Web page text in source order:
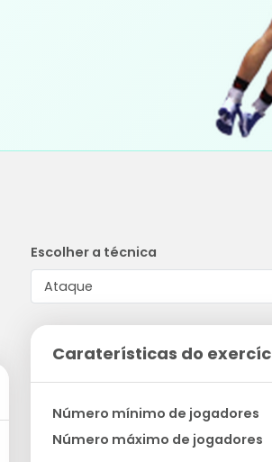
Escolher a técnica
Caraterísticas do
Número mínimo de jogadores
Número máximo de jogadores